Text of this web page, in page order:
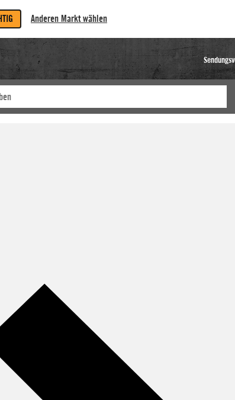
Anderen Markt wählen